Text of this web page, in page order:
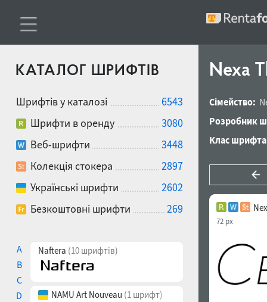
КАТАЛОГ ШРИФТІВ
Шрифтів у каталозі
6543
Шрифти в оренду
3080
Веб-шрифти
3448
Колекція стокера
2897
Українські шрифти
2602
Безкоштовні шрифти
269
A
B
C
D
Naftera (10 шрифтів)
NAMU Art Nouveau (1 шрифт)
Nexa
Сімейство:
Розробник
Клас
72 px